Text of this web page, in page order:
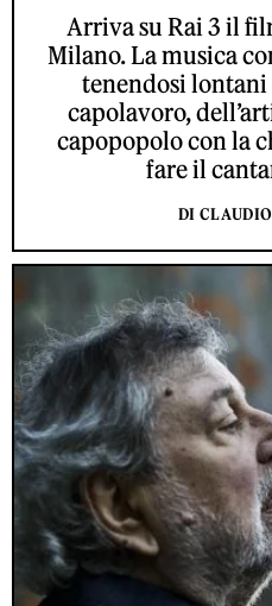
Arriva su Rai 3 il
Milano. La musica
tenendosi
capolavoro,
capopopolo con la
fare il
DI